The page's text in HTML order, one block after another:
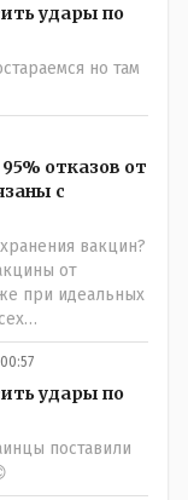
бунтарский
знакомо -
-
Председатель
и причём
на недостатки
уйти с
удары по
но там
отказов от
с
вакцин?
от
при идеальных
от
не
в
Поэтому
не
благодарен.
на сокращение
удары по
поставили